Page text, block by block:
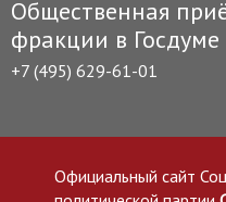
Общественная
фракции в Госдуме
+7 (495) 629-61-01
Официальный сайт